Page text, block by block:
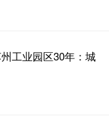
工业园区30年：城